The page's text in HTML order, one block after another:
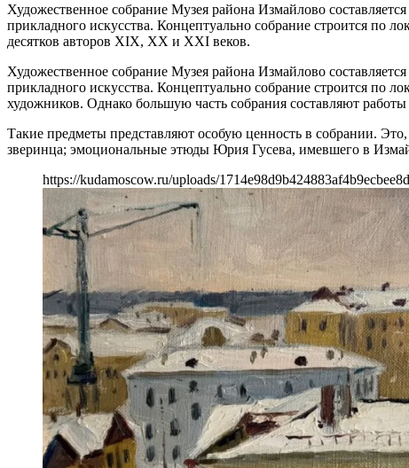
Художественное собрание Музея района Измайлово
прикладного искусства. Концептуально собрание строится по
десятков авторов ХIХ, ХХ и ХХI веков.
Художественное собрание Музея района Измайлово
прикладного искусства. Концептуально собрание строится по
художников. Однако большую часть собрания составляют
Такие предметы представляют особую ценность в собрании.
зверинца; эмоциональные этюды Юрия Гусева, имевшего в
https://kudamoscow.ru/uploads/